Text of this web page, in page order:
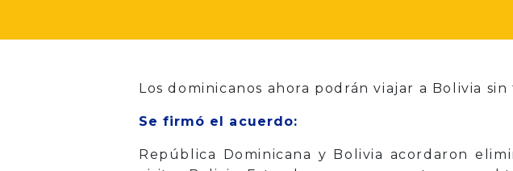
Los dominicanos ahora podrán viajar a Bolivia
Se firmó el acuerdo:
República Dominicana y Bolivia acordaron